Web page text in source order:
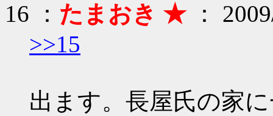
16 ： たまおき ★：
>>15
出ます。長屋氏の家